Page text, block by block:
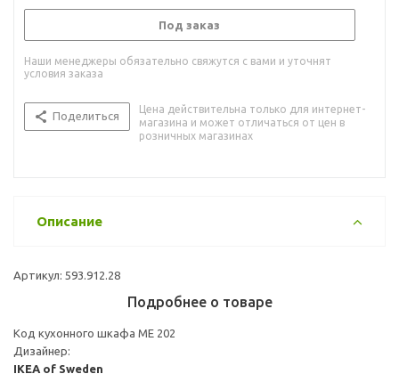
Под заказ
Наши менеджеры обязательно свяжутся с вами и уточнят
условия заказа
Поделиться
Цена действительна только для интернет-
магазина и может отличаться от цен в
розничных магазинах
Описание
Артикул: 593.912.28
Подробнее о товаре
Код кухонного шкафа ME 202
Дизайнер:
IKEA of Sweden